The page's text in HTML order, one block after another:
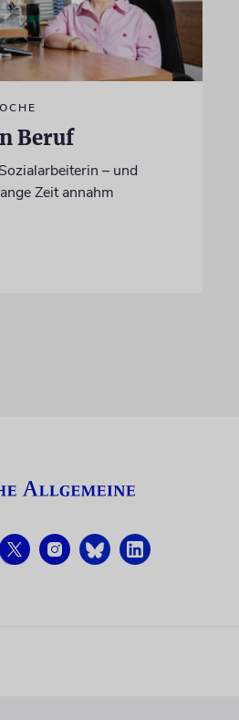
Beruf
– und
Zeit annahm